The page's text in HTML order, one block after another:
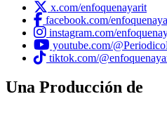
x.com/enfoquenayarit
facebook.com/
instagram.com/
youtube.com/
tiktok.com/
Una Producción de